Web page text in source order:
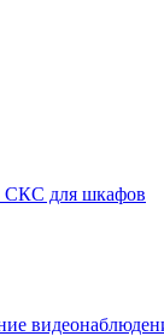
СКС для шкафов